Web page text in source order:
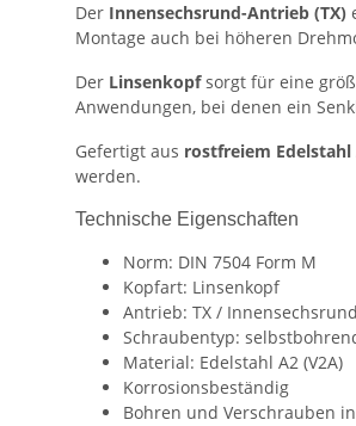
Der Innensechsrund-Antrieb (TX)
Montage auch bei höheren
Der Linsenkopfsorgt für eine
Anwendungen, bei denen ein
Gefertigt aus rostfreiem Edelstahl
werden.
Technische Eigenschaften
Norm: DIN 7504 Form M
Kopfart: Linsenkopf
Antrieb: TX / Innensechsrund
Schraubentyp:
Material: Edelstahl A2 (V2A)
Korrosionsbeständig
Bohren und Verschrauben